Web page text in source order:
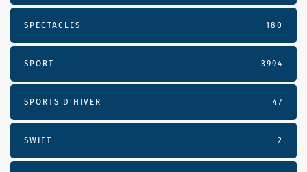
SPECTACLES 180
SPORT 3994
SPORTS D'HIVER 47
SWIFT 2